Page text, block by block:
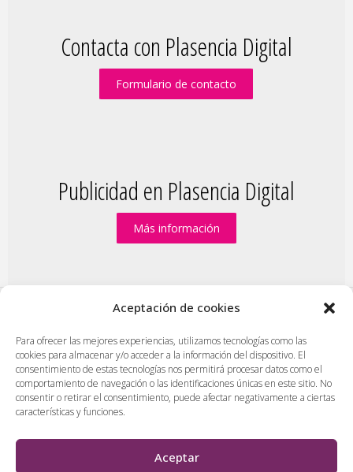
Aceptación de cookies
Para ofrecer las mejores experiencias, utilizamos tecnologías como las
cookies para almacenar y/o acceder a la información del dispositivo. El
consentimiento de estas tecnologías nos permitirá procesar datos como el
comportamiento de navegación o las identificaciones únicas en este sitio. No
consentir o retirar el consentimiento, puede afectar negativamente a ciertas
características y funciones.
Aceptar
Contacta con Plasencia Digital
Formulario de contacto
Publicidad en Plasencia Digital
Más información
PlasenciaDigital.com | Formulario de contacto
Publicidad en Plasencia Digital
|
Política de cookies (UE)
| Protección de datos
|
Aviso legal
| Diseño web en Plasencia
por los administradores antes de ser publicado. No se aceptarán